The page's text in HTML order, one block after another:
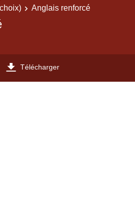
Anglais renforcé
Télécharger